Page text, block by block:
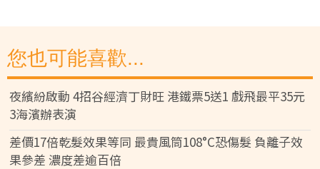
您也可能喜歡...
夜繽紛啟動 4招谷經濟丁財旺 港鐵票5送1 戲飛最平35元
3海濱辦表演
差價17倍乾髮效果等同 最貴風筒108°C恐傷髮 負離子效
果參差 濃度差逾百倍